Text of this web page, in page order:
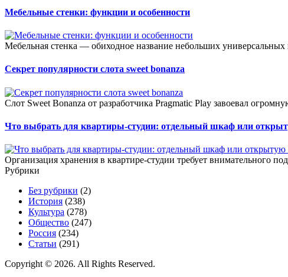
Мебельные стенки: функции и особенности
Мебельная стенка — обиходное название небольших универсальных
Секрет популярности слота sweet bonanza
Слот Sweet Bonanza от разработчика Pragmatic Play завоевал
Что выбрать для квартиры-студии: отдельный шкаф или
Организация хранения в квартире-студии требует внимательного
Рубрики
Без рубрики (2)
История (238)
Культура (278)
Общество (247)
Россия (234)
Статьи (291)
Copyright © 2026. All Rights Reserved.